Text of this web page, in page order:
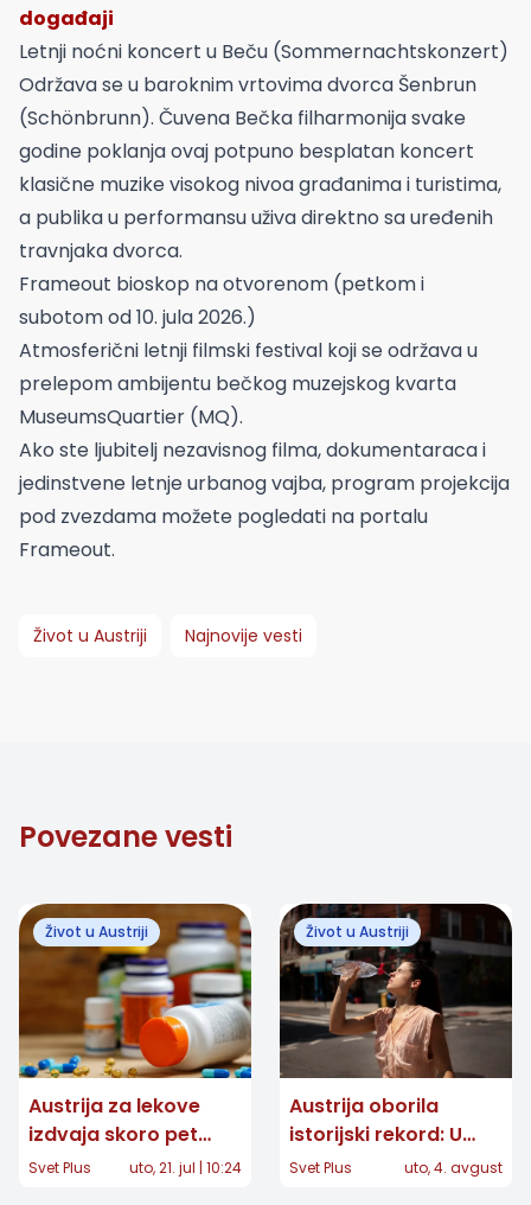
događaji
Letnji noćni koncert u Beču (Sommernachtskonzert)
Održava se u baroknim vrtovima dvorca Šenbrun
(Schönbrunn). Čuvena Bečka filharmonija svake
godine poklanja ovaj potpuno besplatan koncert
klasične muzike visokog nivoa građanima i turistima,
a publika u performansu uživa direktno sa uređenih
travnjaka dvorca.
Frameout bioskop na otvorenom (petkom i
subotom od 10. jula 2026.)
Atmosferični letnji filmski festival koji se održava u
prelepom ambijentu bečkog muzejskog kvarta
MuseumsQuartier (MQ).
Ako ste ljubitelj nezavisnog filma, dokumentaraca i
jedinstvene letnje urbanog vajba, program projekcija
pod zvezdama možete pogledati na portalu
Frameout.
Život u Austriji Najnovije vesti
Povezane vesti
Život u Austriji
Austrija za lekove
izdvaja skoro pet
milijardi evra:
Svet Plus uto, 21. jul | 10:24
Život u Austriji
Austrija oborila
istorijski rekord: U
Beču izmeren 41
Svet Plus uto, 4. avgust